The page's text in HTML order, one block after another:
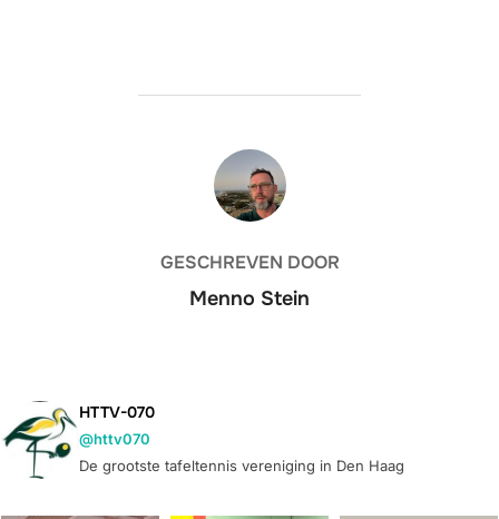
BERICHTAUTEUR
GESCHREVEN DOOR
Menno Stein
HTTV-070
@httv070
De grootste tafeltennis vereniging in Den Haag